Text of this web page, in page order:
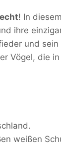
! In
ihre
und
Vögel, die
weißen